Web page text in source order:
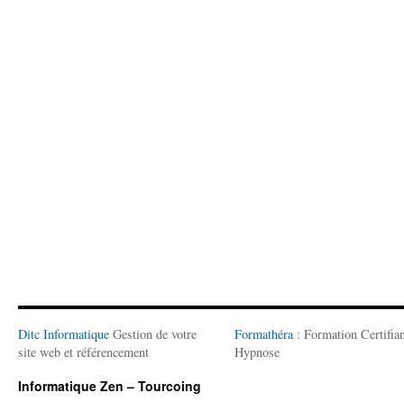
Ditc Informatique Gestion de votre
site web et référencement
Formathéra: Formation
Hypnose
Informatique Zen – Tourcoing